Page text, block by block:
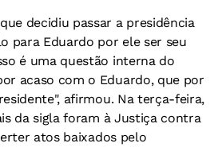
decidiu passar a presidência
para Eduardo por ele ser seu
é uma questão interna do
acaso com o Eduardo, que por
afirmou. Na terça-feira,
da sigla foram à Justiça contra
atos baixados pelo